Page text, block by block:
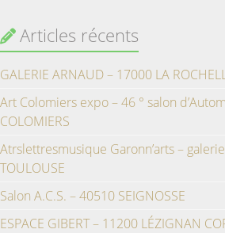
Articles récents
GALERIE ARNAUD – 17000 LA
Art Colomiers expo – 46 ° salon
COLOMIERS
Atrslettresmusique Garonn’arts –
TOULOUSE
Salon A.C.S. – 40510 SEIGNOSSE
ESPACE GIBERT – 11200 LÉZIGNAN